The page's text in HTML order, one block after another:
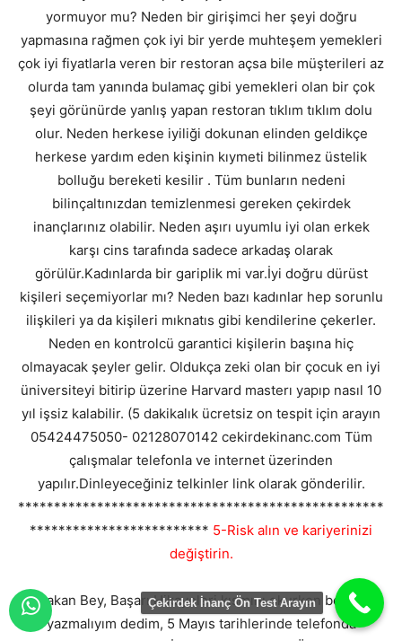
yormuyor mu? Neden bir girişimci her şeyi doğru
yapmasına rağmen çok iyi bir yerde muhteşem yemekleri
çok iyi fiyatlarla veren bir restoran açsa bile müşterileri az
olurda tam yanında bulamaç gibi yemekleri olan bir çok
şeyi görünürde yanlış yapan restoran tıklım tıklım dolu
olur. Neden herkese iyiliği dokunan elinden geldikçe
herkese yardım eden kişinin kıymeti bilinmez üstelik
bolluğu bereketi kesilir . Tüm bunların nedeni
bilinçaltınızdan temizlenmesi gereken çekirdek
inançlarınız olabilir. Neden aşırı uyumlu iyi olan erkek
karşı cins tarafında sadece arkadaş olarak
görülür.Kadınlarda bir gariplik mi var.İyi doğru dürüst
kişileri seçemiyorlar mı? Neden bazı kadınlar hep sorunlu
ilişkileri ya da kişileri mıknatıs gibi kendilerine çekerler.
Neden en kontrolcü garantici kişilerin başına hiç
olmayacak şeyler gelir. Oldukça zeki olan bir çocuk en iyi
üniversiteyi bitirip üzerine Harvard masterı yapıp nasıl 10
yıl işsiz kalabilir. (5 dakikalık ücretsiz on tespit için arayın
05424475050- 02128070142 cekirdekinanc.com Tüm
çalışmalar telefonla ve internet üzerinden
yapılır.Dinleyeceğiniz telkinler link olarak gönderilir.
***************************************************
************************* 5-Risk alın ve kariyerinizi
değiştirin.
Atakan Bey, Başarı Hikayeleri kısmını okurken ben de
yazmalıyım dedim, 5 Mayıs tarihlerinde telefonda
Çekirdek İnanç Ön Test Arayın